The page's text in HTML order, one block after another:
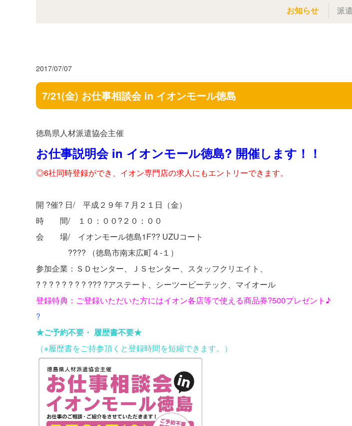
お知らせ 派
2017/07/07
7/21(金) お仕事相談会 in イオンモール徳島
徳島県人材派遣協会主催
お仕事説明会 in イオンモール徳島? 開催します！！
◎6社同時登録ができ、イオン専門店の求人にもエントリーできます。
開 ?催? 日/ 平成２９年７月２１日（金）
時 間/ １０：００?２０：００
会 場/ イオンモール徳島1F?? UZUコート
???? （徳島市南末広町４-１）
参加企業：ＳＤセンター、ＪＳセンター、スタッフクリエイト、
? ? ? ? ? ? ? ? ??? ?アステート、シーツービーテック、マイオール
登録特典：ご登録いただいた方にはイオン各店等で使える商品券?500プレゼント♪
?
★ご予約不要・ 履歴書不要★
（※履歴書をご持参頂くと登録時間を短縮できます。）